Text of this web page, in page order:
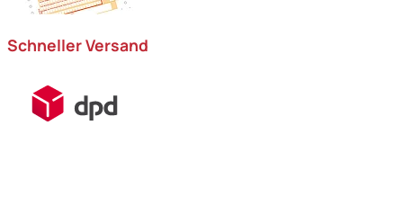
Schneller Versand